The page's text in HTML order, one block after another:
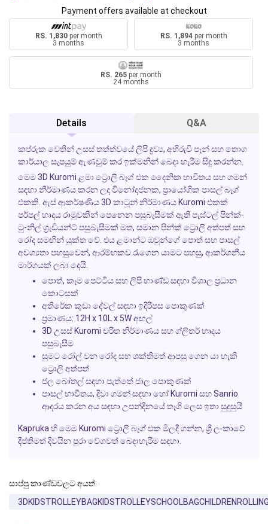
Payment offers available at checkout
RS. 1,830per month
3 months
RS. 1,894per month
3 months
RS. 265 per month
24 months
Details Q&A
කප්රුක වෙතින් උසස් තත්ත්වයේ ලිපි ද්‍රව්‍ය, අභිරුචි පෑන් සහ තොග
කාර්යාල සැපයුම් ඇණවුම් කර ඉක්මනින් බෙදා හැරීම සිදු කරන්න.
මෙම 3D Kuromi ළමා ට්‍රොලි බෑග් එක දෛනික භාවිතය සහ ගමන්
සඳහා නිර්මාණය කරන ලද විනෝදජනක, ප්‍රායෝගික පාසල් බෑග්
එකකි. ඇස් ආකර්ෂණීය 3D කාටූන් නිර්මාණය Kuromi එකක්
පර්පල් හෘදය රාමුවකින් පෙනෙන පසුබැසීමක් ඇති පැස්ටල් පින්ක්-
ටු-නිල් ග්‍රැඩියන්ට් පසුබැසීමක් මත, සමාන පින්ක් ට්‍රොලි අත්පත් සහ
රෝද සමඟින් යුක්ත වේ. එය ළමාන්ට ඔවුන්ගේ පොත් සහ පාසල්
අවශ්‍යතා පහසුවෙන්, ආරම්භකව රැගෙන යාමට පහසු, ආකර්ශනීය
මාර්ගයක් ලබා දෙයි.
පොත්, කෑම පෙට්ටිය සහ ලිපි භාණ්ඩ සඳහා විශාල ප්‍රධාන
කොටසක්
අතිරේක කුඩා දේවල් සඳහා ඉදිරිපස පොකුණක්
ප්‍රමාණය: 12H x 10L x 5W අඟල්
3D උසස් Kuromi චරිත නිර්මාණය සහ ග්ලිතර් හෘදය
පසුබැසීම
සුමට රෝල් වන රෝද සහ ශක්තිමත් ආපසු ගෙන යා හැකි
ට්‍රොලි අත්පත්
ජල බෝතල් සඳහා පැත්තේ ජාල පොකුණක්
පාසල් භාවිතය, දිවා ගමන් සඳහා හෝ Kuromi සහ Sanrio
ආදරය කරන අය සඳහා උපන්දිනයේ තෑගි ලෙස ඉතා සුදුසුයි
Kapruka හි මෙම Kuromi ට්‍රොලි බෑග් එක මිලදී ගන්න, ශ්‍රී ලංකාවේ
දීප්තිමත් දිවයින පුරා වේගවත් බෙදාහැරීම සඳහා.
සාප්පු කාණ්ඩවලට අයත්: